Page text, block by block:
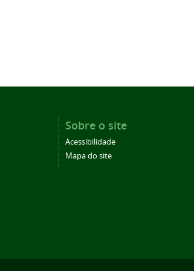
Sobre o site
Acessibilidade
Mapa do site